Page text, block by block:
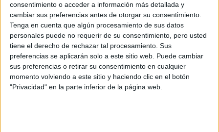
consentimiento o acceder a información más detallada y
cambiar sus preferencias antes de otorgar su consentimiento.
Tenga en cuenta que algún procesamiento de sus datos
personales puede no requerir de su consentimiento, pero usted
tiene el derecho de rechazar tal procesamiento. Sus
preferencias se aplicarán solo a este sitio web. Puede cambiar
sus preferencias o retirar su consentimiento en cualquier
momento volviendo a este sitio y haciendo clic en el botón
"Privacidad" en la parte inferior de la página web.
Producto
Producto
Web pensada para poder ofrecer diferentes
productos propios y ajenos para que los
aficionados los puedan adquirir
Divulgación